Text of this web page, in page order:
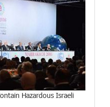
Hazardous Israeli